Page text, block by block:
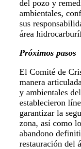
del pozo y
ambientales,
sus
área
Próximos pasos
El Comité de
manera
y ambientales
establecieron
garantizar la
zona, así como
abandono
restauración del